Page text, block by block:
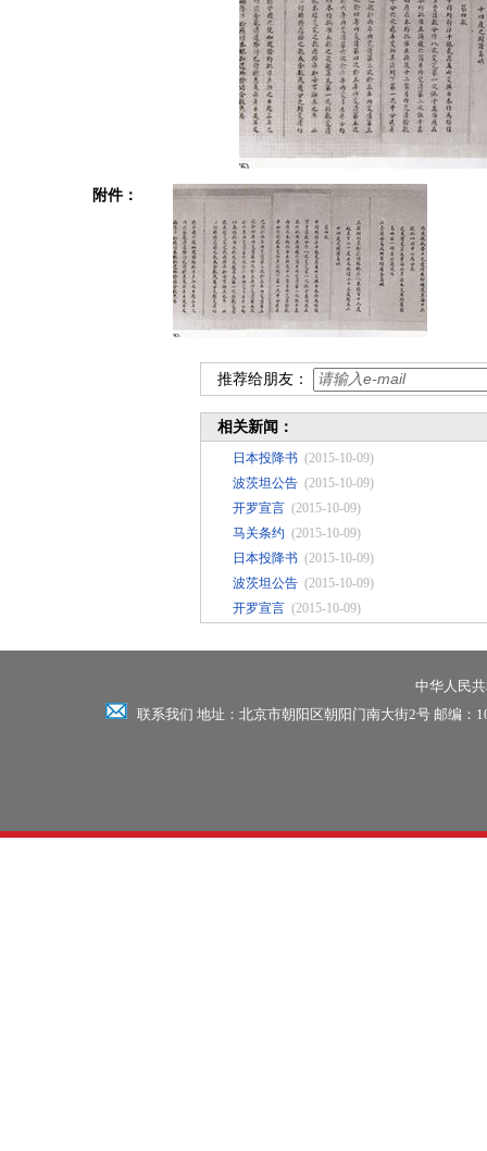
附件：
推荐给朋友：
相关新闻：
日本投降书 (2015-10-09)
波茨坦公告 (2015-10-09)
开罗宣言 (2015-10-09)
马关条约 (2015-10-09)
日本投降书 (2015-10-09)
波茨坦公告 (2015-10-09)
开罗宣言 (2015-10-09)
中华人民
联系我们 地址：北京市朝阳区朝阳门南大街2号 邮编：